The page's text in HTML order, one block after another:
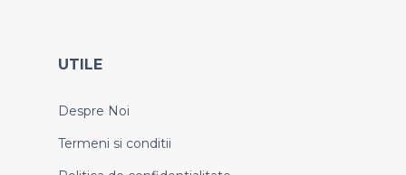
UTILE
Despre Noi
Termeni si conditii